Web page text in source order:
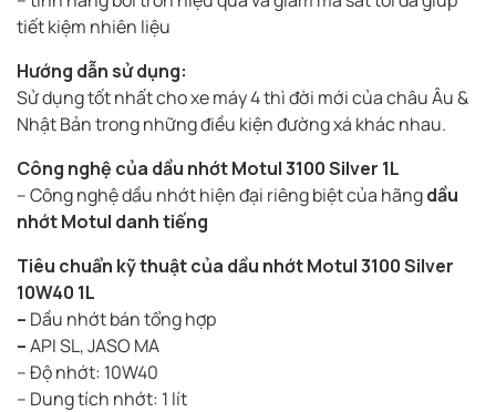
tiết kiệm nhiên liệu
Hướng dẫn sử dụng:
Sử dụng tốt nhất cho xe máy 4 thì đời mới của châu Âu &
Nhật Bản trong những điều kiện đường xá khác nhau.
Công nghệ của dầu nhớt Motul 3100 Silver 1L
– Công nghệ dầu nhớt hiện đại riêng biệt của hãngdầu
nhớt Motul danh tiếng
Tiêu chuẩn kỹ thuật của dầu nhớt Motul 3100 Silver
10W40 1L
– Dầu nhớt bán tổng hợp
–API SL, JASO MA
– Độ nhớt: 10W40
– Dung tích nhớt: 1 lít